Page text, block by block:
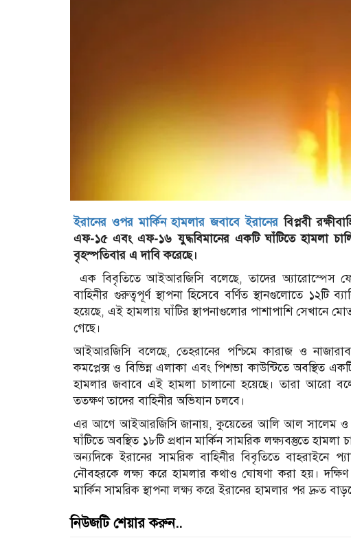
ইরানের ওপর মার্কিন হামলার জবাবে ইরানেরবিপ্লবী
এফ-১৫ এবং এফ-১৬ যুদ্ধবিমানের একটি ঘাঁটিতে হামলা
বৃহস্পতিবার এ দাবি করেছে।
এক বিবৃতিতে আইআরজিসি বলেছে, তাদের অ্যারোস্পেস
বাহিনীর গুরুত্বপূর্ণ স্থাপনা হিসেবে বর্ণিত স্থানগুলোতে ১২টি
হয়েছে, এই হামলায় ঘাঁটির স্থাপনাগুলোর পাশাপাশি সেখানে
গেছে।
আইআরজিসি বলেছে, তেহরানের পশ্চিমে কারাজ ও
কমপ্লেক্স ও বিভিন্ন এলাকা এবং পিশভা কাউন্টিতে অবস্থিত একটি
হামলার জবাবে এই হামলা চালানো হয়েছে। তারা আরো
ততক্ষণ তাদের বাহিনীর অভিযান চলবে।
এর আগে আইআরজিসি জানায়, কুয়েতের আলি আল সালেম ও
ঘাঁটিতে অবস্থিত ১৮টি প্রধান মার্কিন সামরিক লক্ষ্যবস্তুতে হামলা
অন্যদিকে ইরানের সামরিক বাহিনীর বিবৃতিতে বাহরাইনে
নৌবহরকে লক্ষ্য করে হামলার কথাও ঘোষণা করা হয়।
মার্কিন সামরিক স্থাপনা লক্ষ্য করে ইরানের হামলার পর দ্রুত
নিউজটি শেয়ার করুন..